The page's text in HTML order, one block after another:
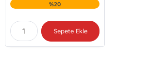
%20
Sepete Ekle